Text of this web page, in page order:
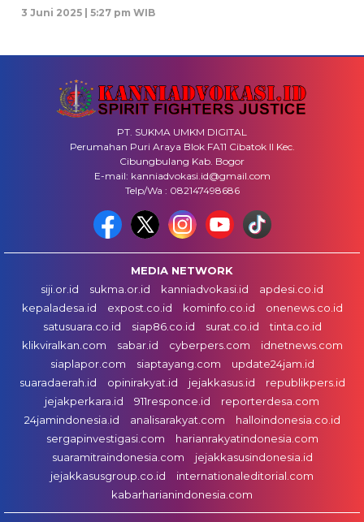
3 Juni 2025 | 5:27 pm WIB
PT. SUKMA UMKM DIGITAL
Perumahan Puri Araya Blok FA11 Cibatok II Kec.
Cibungbulang Kab. Bogor
E-mail: kanniadvokasi.id@gmail.com
Telp/Wa : 082147498686
MEDIA NETWORK
siji.or.id
sukma.or.id kanniadvokasi.id
apdesi.co.id
kepaladesa.id
expost.co.id kominfo.co.id
onenews.co.id
satusuara.co.id
siap86.co.id surat.co.id
tinta.co.id
klikviralkan.com
sabar.id cyberpers.com
idnetnews.com
siaplapor.com
siaptayang.com
update24jam.id
suaradaerah.id
opinirakyat.id jejakkasus.id
republikpers.id
jejakperkara.id
911responce.id
reporterdesa.com
24jamindonesia.id
analisarakyat.com
halloindonesia.co.id
sergapinvestigasi.com
harianrakyatindonesia.com
suaramitraindonesia.com
jejakkasusindonesia.id
jejakkasusgroup.co.id
internationaleditorial.com
kabarharianindonesia.com